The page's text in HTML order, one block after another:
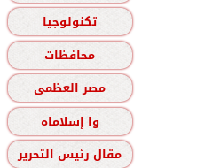
تكنولوجيا
محافظات
مصر العظمى
وا إسلاماه
مقال رئيس التحرير